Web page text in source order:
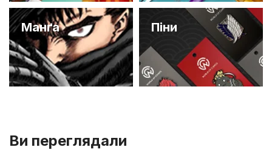
Манґа Піни
Ви переглядали